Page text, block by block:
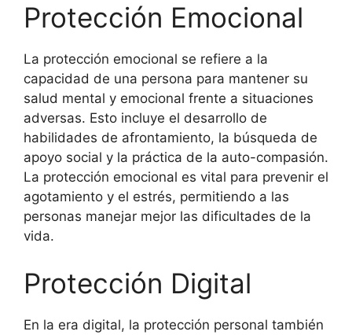
Protección Emocional
La protección emocional se refiere a la
capacidad de una persona para mantener su
salud mental y emocional frente a situaciones
adversas. Esto incluye el desarrollo de
habilidades de afrontamiento, la búsqueda de
apoyo social y la práctica de la auto-compasión.
La protección emocional es vital para prevenir el
agotamiento y el estrés, permitiendo a las
personas manejar mejor las dificultades de la
vida.
Protección Digital
En la era digital, la protección personal también